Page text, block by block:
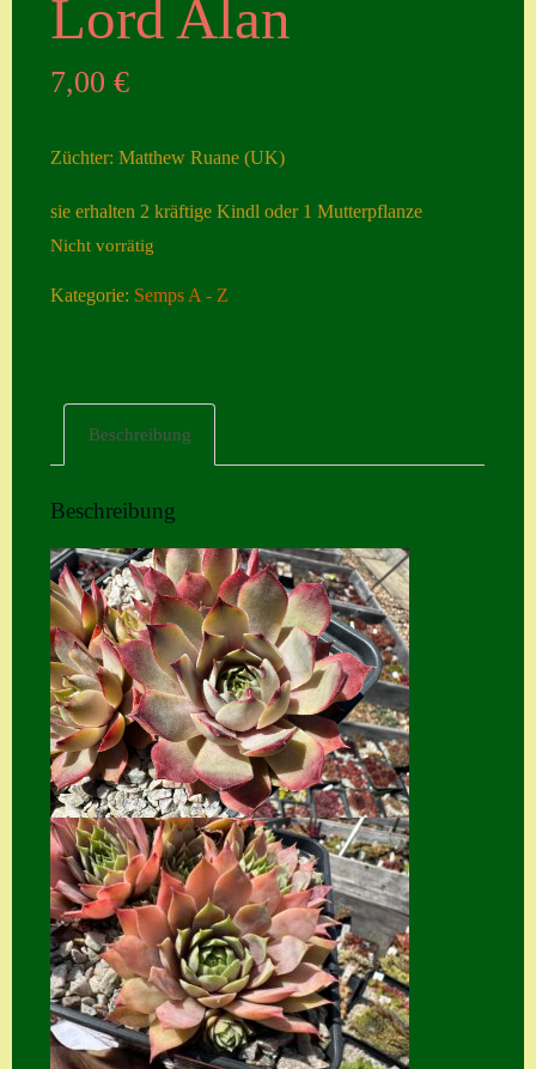
ngen
Home
Hostas
Impressum
Kasse
Kontakt
Mein Konto
Naturformen
S. x nixonii
Semps die ich
suche
Semps von A – Z
Shop
Lord Alan
7,00€
Züchter: Matthew Ruane (UK)
sie erhalten 2 kräftige Kindl oder 1 Mutterpflanze
Nicht vorrätig
Kategorie: Semps A - Z
Beschreibung
Beschreibung